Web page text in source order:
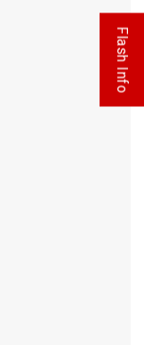
Flash Info